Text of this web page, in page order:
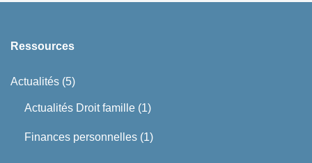
Ressources
Actualités (5)
Actualités Droit famille (1)
Finances personnelles (1)